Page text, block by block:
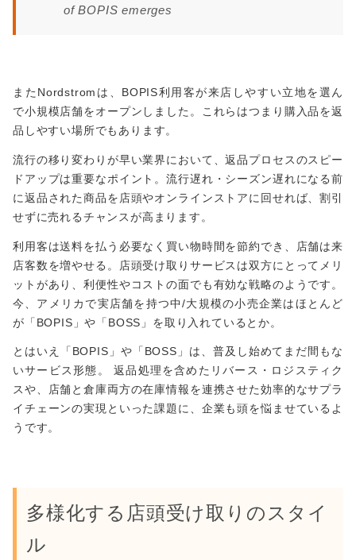
of BOPIS emerges
またNordstromは、BOPIS利用客が来店しやすい立地を選ん
で小規模店舗をオープンしました。これらはつまり購入品を返
品しやすい場所でもあります。
流行の移り変わりが早い業界において、返品プロセスのスピー
ドアップは重要なポイント。流行遅れ・シーズン遅れになる前
に返品された商品を店頭やオンラインストアに回せれば、割引
せずに売れるチャンスが高まります。
利用客は送料を払う必要なく買い物時間を節約でき、店舗は来
店客数を増やせる。店頭受け取りサービスは双方にとってメリ
ットがあり、利便性やコストの面でも有効な戦略のようです。
今、アメリカで実店舗を持つ中/大規模の小売企業はほとんど
が「BOPIS」や「BOSS」を取り入れているとか。
とはいえ「BOPIS」や「BOSS」は、普及し始めてまだ間もな
いサービス形態。 返品処理を含めたリバース・ロジスティク
スや、店舗と倉庫両方の在庫情報を連携させた効率的なサプラ
イチェーンの実現といった課題に、企業も頭を悩ませているよ
うです。
多様化する店頭受け取りのスタイ
ル